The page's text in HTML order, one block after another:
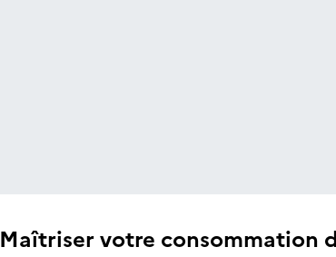
Maîtriser votre consommation